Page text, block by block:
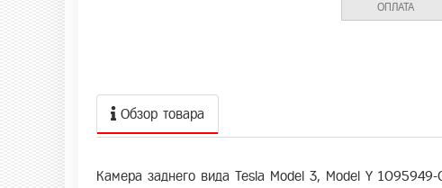
ОПЛАТА
Обзор товара
Камера заднего вида Tesla Model 3, Model Y